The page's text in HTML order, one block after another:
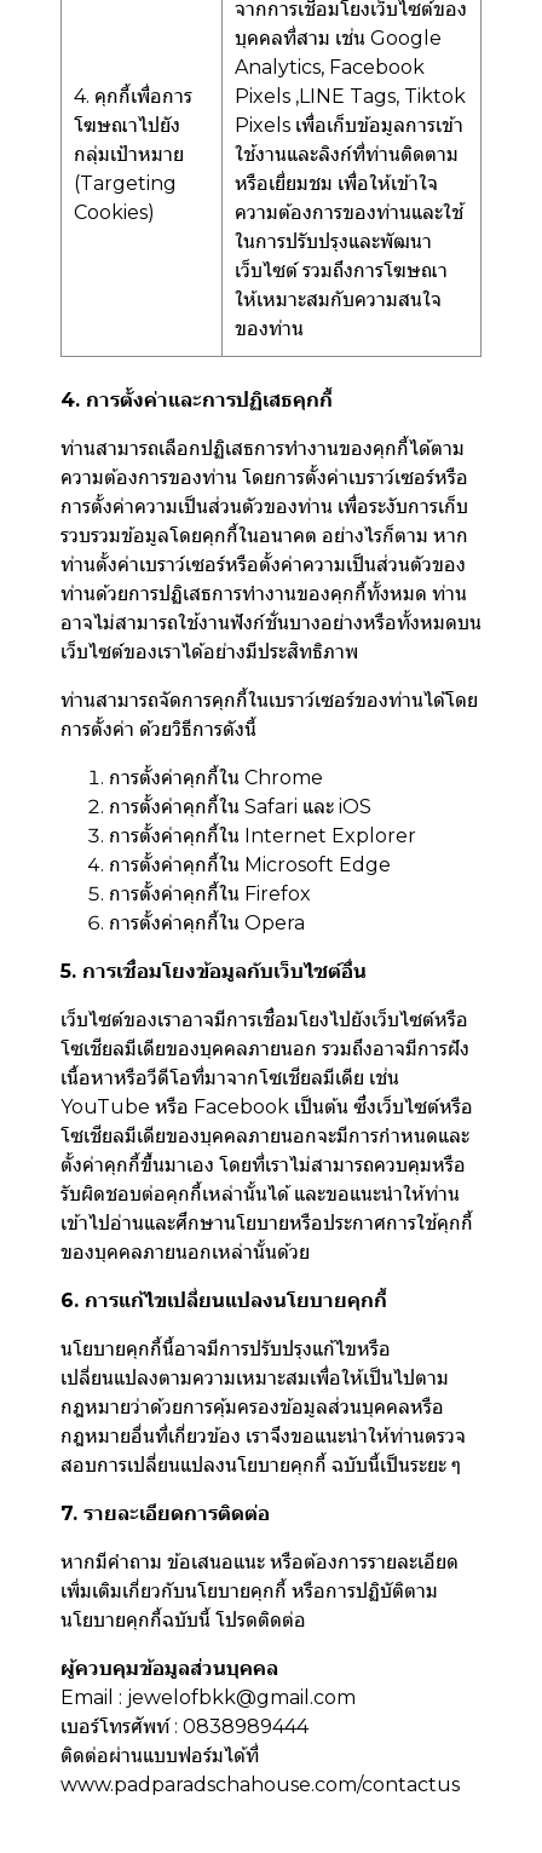
4. คุกกี้เพื่อการ
โฆษณาไปยัง
กลุ่มเป้าหมาย
(Targeting
Cookies)
จากการเชื่อมโยงเว็บไซต์ของ
บุคคลที่สาม เช่น Google
Analytics, Facebook
Pixels ,LINE Tags, Tiktok
Pixels เพื่อเก็บข้อมูลการเข้า
ใช้งานและลิงก์ที่ท่านติดตาม
หรือเยี่ยมชม เพื่อให้เข้าใจ
ความต้องการของท่านและใช้
ในการปรับปรุงและพัฒนา
เว็บไซต์ รวมถึงการโฆษณา
ให้เหมาะสมกับความสนใจ
ของท่าน
4. การตั้งค่าและการปฏิเสธคุกกี้
ท่านสามารถเลือกปฏิเสธการทำงานของคุกกี้ได้ตาม
ความต้องการของท่าน โดยการตั้งค่าเบราว์เซอร์หรือ
การตั้งค่าความเป็นส่วนตัวของท่าน เพื่อระงับการเก็บ
รวบรวมข้อมูลโดยคุกกี้ในอนาคต อย่างไรก็ตาม หาก
ท่านตั้งค่าเบราว์เซอร์หรือตั้งค่าความเป็นส่วนตัวของ
ท่านด้วยการปฏิเสธการทำงานของคุกกี้ทั้งหมด ท่าน
อาจไม่สามารถใช้งานฟังก์ชั่นบางอย่างหรือทั้งหมดบน
เว็บไซต์ของเราได้อย่างมีประสิทธิภาพ
ท่านสามารถจัดการคุกกี้ในเบราว์เซอร์ของท่านได้โดย
การตั้งค่า ด้วยวิธีการดังนี้
การตั้งค่าคุกกี้ใน Chrome
การตั้งค่าคุกกี้ใน Safari และ iOS
การตั้งค่าคุกกี้ใน Internet Explorer
การตั้งค่าคุกกี้ใน Microsoft Edge
การตั้งค่าคุกกี้ใน Firefox
การตั้งค่าคุกกี้ใน Opera
5. การเชื่อมโยงข้อมูลกับเว็บไซต์อื่น
เว็บไซต์ของเราอาจมีการเชื่อมโยงไปยังเว็บไซต์หรือ
โซเชียลมีเดียของบุคคลภายนอก รวมถึงอาจมีการฝัง
เนื้อหาหรือวีดีโอที่มาจากโซเชียลมีเดีย เช่น
YouTube หรือ Facebook เป็นต้น ซึ่งเว็บไซต์หรือ
โซเชียลมีเดียของบุคคลภายนอกจะมีการกำหนดและ
ตั้งค่าคุกกี้ขึ้นมาเอง โดยที่เราไม่สามารถควบคุมหรือ
รับผิดชอบต่อคุกกี้เหล่านั้นได้ และขอแนะนำให้ท่าน
เข้าไปอ่านและศึกษานโยบายหรือประกาศการใช้คุกกี้
ของบุคคลภายนอกเหล่านั้นด้วย
6. การแก้ไขเปลี่ยนแปลงนโยบายคุกกี้
นโยบายคุกกี้นี้อาจมีการปรับปรุงแก้ไขหรือ
เปลี่ยนแปลงตามความเหมาะสมเพื่อให้เป็นไปตาม
กฎหมายว่าด้วยการคุ้มครองข้อมูลส่วนบุคคลหรือ
กฎหมายอื่นที่เกี่ยวข้อง เราจึงขอแนะนำให้ท่านตรวจ
สอบการเปลี่ยนแปลงนโยบายคุกกี้ ฉบับนี้เป็นระยะ ๆ
7. รายละเอียดการติดต่อ
หากมีคำถาม ข้อเสนอแนะ หรือต้องการรายละเอียด
เพิ่มเติมเกี่ยวกับนโยบายคุกกี้ หรือการปฏิบัติตาม
นโยบายคุกกี้ฉบับนี้ โปรดติดต่อ
ผู้ควบคุมข้อมูลส่วนบุคคล
Email : jewelofbkk@gmail.com
เบอร์โทรศัพท์ : 0838989444
ติดต่อผ่านแบบฟอร์มได้ที่
www.padparadschahouse.com/contactus